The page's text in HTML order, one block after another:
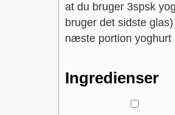
at du bruger 3spsk
bruger det sidste
næste portion yoghurt
Ingredienser